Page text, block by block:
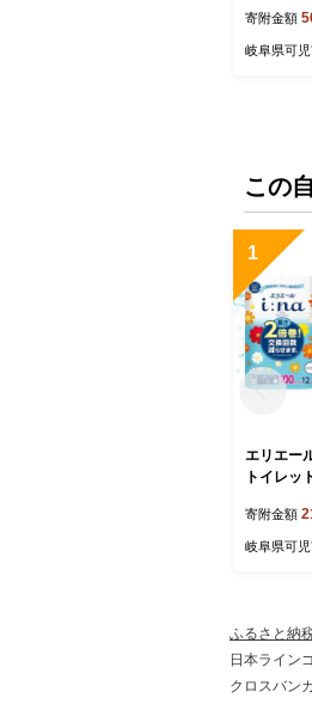
プレー チ
然 みどり
寄附金額
岐阜県可
この
1
エリエー
トイレッ
ロール×6
ットペー
ンパクト
寄附金額
岐阜県可
ふるさと納
日本ライン
クロスバン